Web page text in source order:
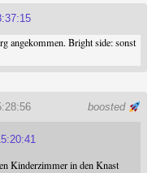
angekommen. Bright side: sonst
boosted
Kinderzimmer in den Knast